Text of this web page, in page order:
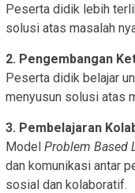
Peserta didik lebih
solusi atas masalah
2. Pengembangan
Peserta didik belajar
menyusun solusi atas
3. Pembelajaran
Model Problem Based
dan komunikasi antar
sosial dan kolaboratif.